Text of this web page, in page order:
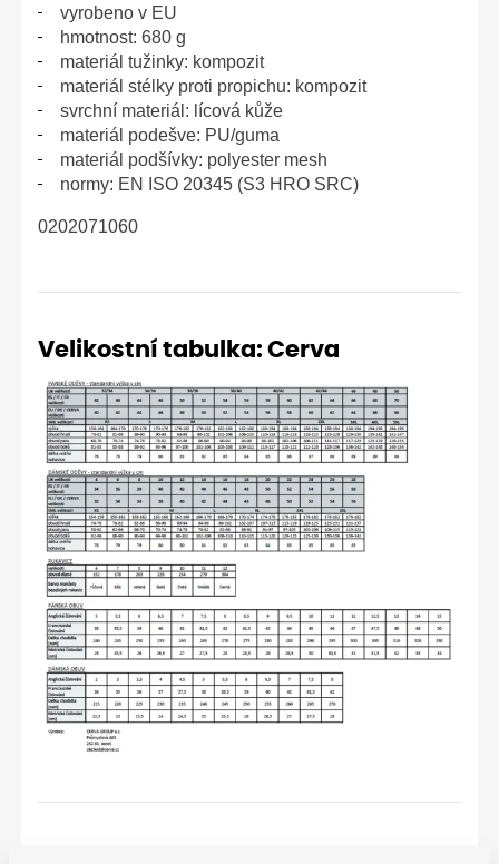
vyrobeno v EU
hmotnost: 680 g
materiál tužinky: kompozit
materiál stélky proti propichu: kompozit
svrchní materiál: lícová kůže
materiál podešve: PU/guma
materiál podšívky: polyester mesh
normy: EN ISO 20345 (S3 HRO SRC)
0202071060
Velikostní tabulka: Cerva